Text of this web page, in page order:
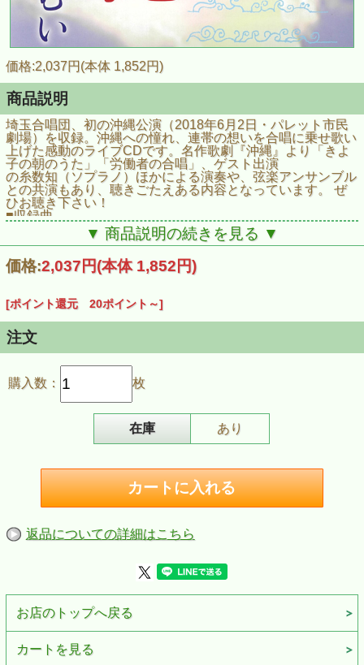
価格:2,037円(本体 1,852円)
商品説明
埼玉合唱団、初の沖縄公演（2018年6月2日・パレット市民
劇場）を収録。沖縄への憧れ、連帯の想いを合唱に乗せ歌い
上げた感動のライブCDです。名作歌劇『沖縄』より「きよ
子の朝のうた」「労働者の合唱」、ゲスト出演
の糸数知（ソプラノ）ほかによる演奏や、弦楽アンサンブル
との共演もあり、聴きごたえある内容となっています。 ぜ
ひお聴き下さい！
■収録曲
リンゴの唄／星の流れに／東京ブギウギ／若者たち／ジュゴ
／てぃんさぐぬ花／徳利小／なり山あやぐ／谷茶前／海より
も空よりも／ソルヴェイグの歌／誰も寝てはならぬ／きよ子
■商品情報
商品名：【CD】埼玉合唱団「沖縄を歌う - てぃんちぬ うむ
い - 」
商品番号：CCD944
▼ 商品説明の続きを見る ▼
価格:2,037円(本体 1,852円)
[ポイント還元 20ポイント～]
注文
購入数： 枚
在庫 あり
返品についての詳細はこちら
お店のトップへ戻る
カートを見る